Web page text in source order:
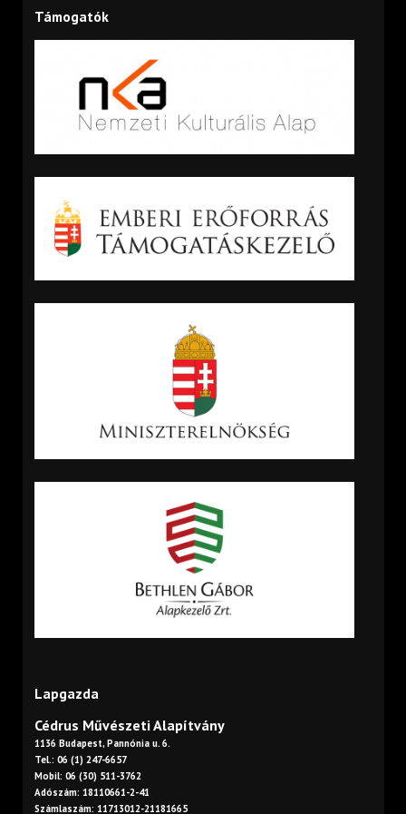
Támogatók
Lapgazda
Cédrus Művészeti Alapítvány
1136 Budapest, Pannónia u. 6.
Tel.: 06 (1) 247-6657
Mobil: 06 (30) 511-3762
Adószám: 18110661-2-41
Számlaszám: 11713012-21181665